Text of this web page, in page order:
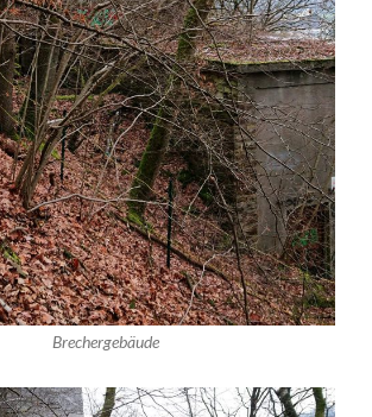
Brechergebäude